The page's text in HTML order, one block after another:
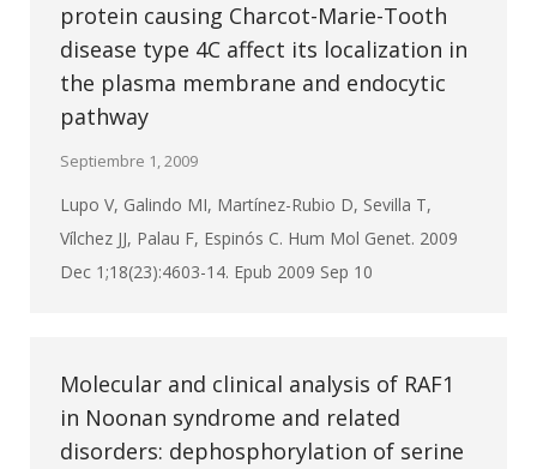
protein causing Charcot-Marie-Tooth
disease type 4C affect its localization in
the plasma membrane and endocytic
pathway
Septiembre 1, 2009
Lupo V, Galindo MI, Martínez-Rubio D, Sevilla T,
Vílchez JJ, Palau F, Espinós C. Hum Mol Genet. 2009
Dec 1;18(23):4603-14. Epub 2009 Sep 10
Molecular and clinical analysis of RAF1
in Noonan syndrome and related
disorders: dephosphorylation of serine